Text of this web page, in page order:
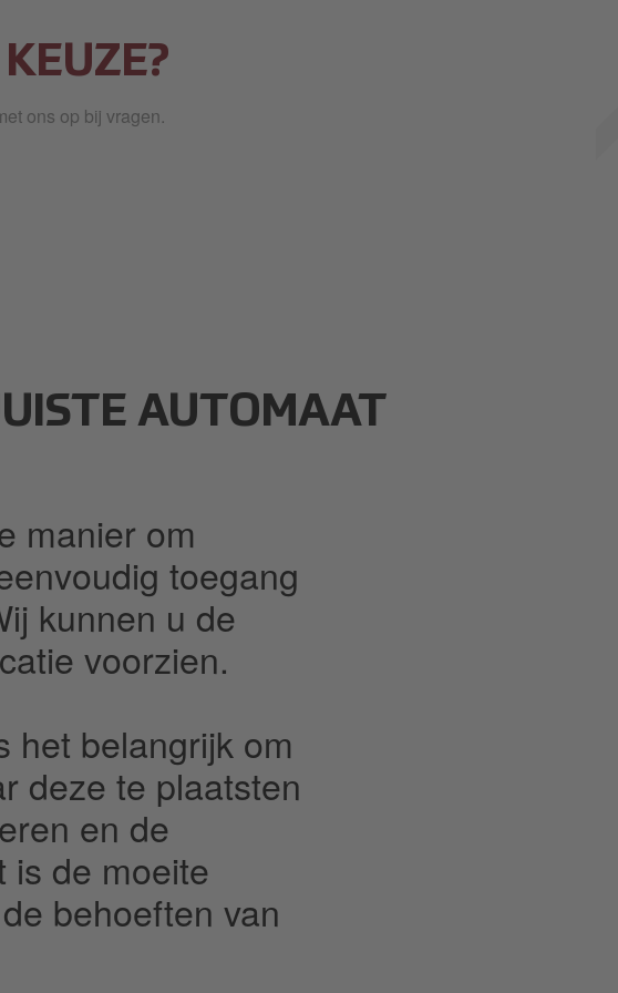
ons op bij vragen.
AUTOMAAT
manier om
toegang
kunnen u de
voorzien.
het belangrijk om
deze te plaatsten
en de
is de moeite
behoeften van